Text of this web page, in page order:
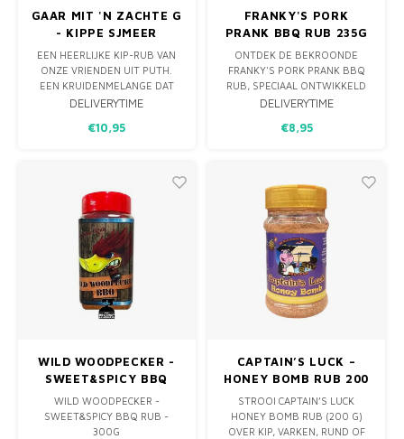
GAAR MIT 'N ZACHTE G
- KIPPE SJMEER
EEN HEERLIJKE KIP-RUB VAN
ONZE VRIENDEN UIT PUTH.
EEN KRUIDENMELANGE DAT
ONS DOET DENKEN AAN ZUID-
OP KIP MAAR OOK EEN IDEAAL
DELIVERYTIME
€10,95
FRANKY'S PORK
PRANK BBQ RUB 235G
ONTDEK DE BEKROONDE
FRANKY'S PORK PRANK BBQ
RUB, SPECIAAL ONTWIKKELD
VOOR HET OP SMAAK
EEN PERFECTE BALANS VAN
DELIVERYTIME
€8,95
WILD WOODPECKER -
SWEET&SPICY BBQ
RUB - 300G
WILD WOODPECKER -
SWEET&SPICY BBQ RUB -
300G
CAPTAIN’S LUCK –
HONEY BOMB RUB 200
G
STROOI CAPTAIN’S LUCK
HONEY BOMB RUB (200 G)
OVER KIP, VARKEN, RUND OF